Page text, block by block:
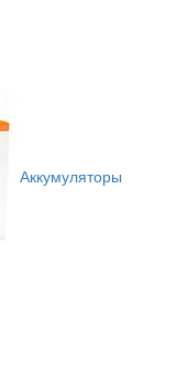
Аккумуляторы